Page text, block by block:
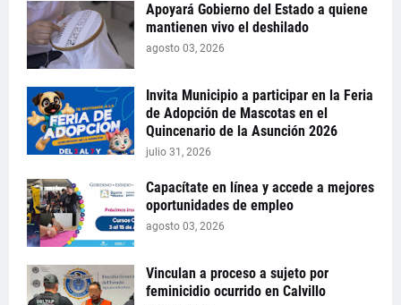
Apoyará Gobierno del Estado a quiene
mantienen vivo el deshilado
agosto 03, 2026
Invita Municipio a participar en la Feria
de Adopción de Mascotas en el
Quincenario de la Asunción 2026
julio 31, 2026
Capacítate en línea y accede a mejores
oportunidades de empleo
agosto 03, 2026
Vinculan a proceso a sujeto por
feminicidio ocurrido en Calvillo